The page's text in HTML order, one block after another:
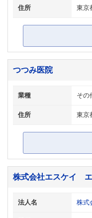
住所 東京
つつみ医院
業種 その
住所 東京
株式会社エスケイ
法人名 株式